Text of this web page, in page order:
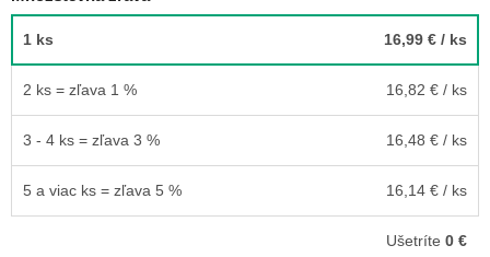
1 ks 16,99 € / ks
2 ks = zľava 1 % 16,82 € / ks
3 - 4 ks = zľava 3 % 16,48 € / ks
5 a viac ks = zľava 5 % 16,14 € / ks
Ušetríte 0 €